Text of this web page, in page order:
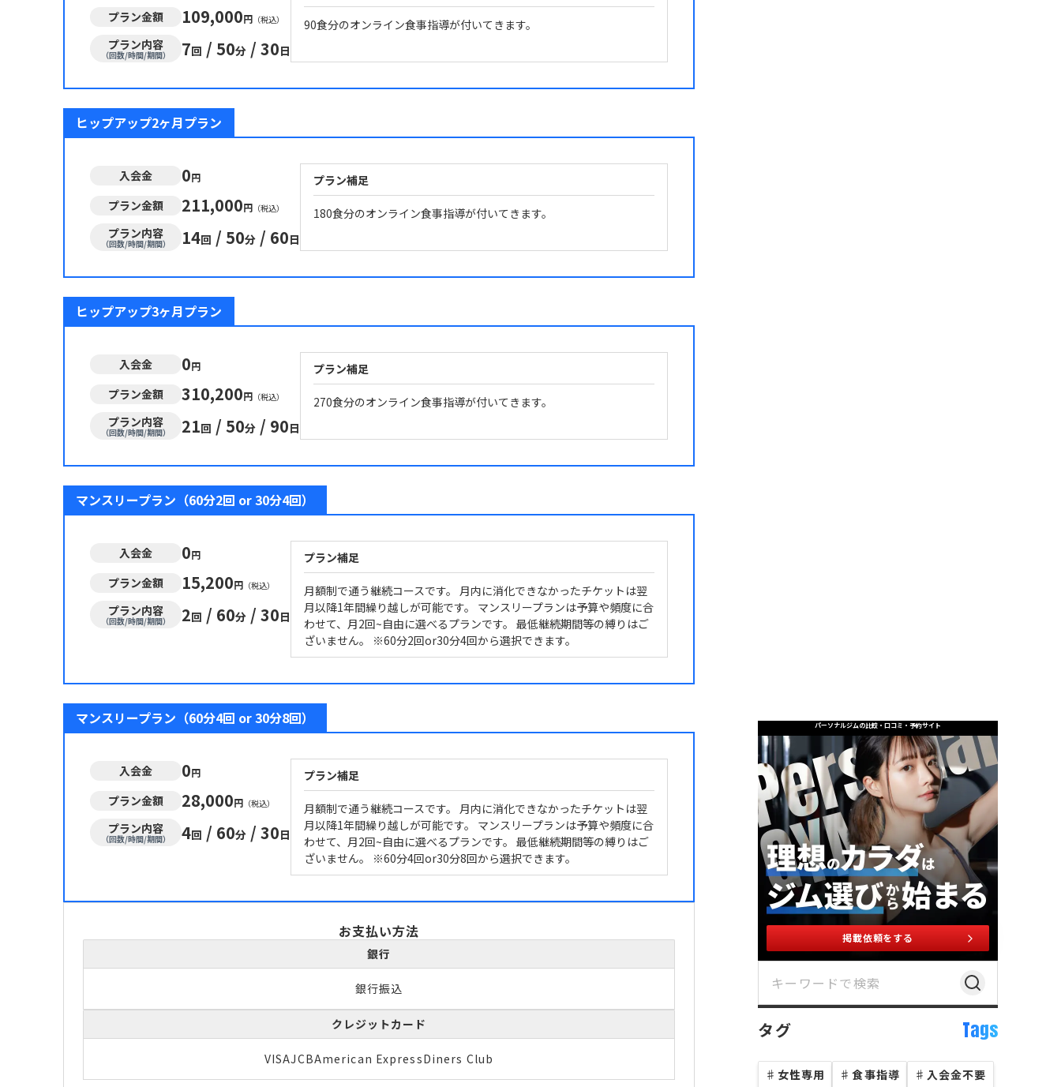
プラン金額 109,000円 （税込）
プラン内容
（回数/時間/期間） 7回 / 50分 / 30日
90食分のオンライン食事指導が付いてきます。
ヒップアップ2ヶ月プラン
入会金 0円
プラン金額 211,000円 （税込）
プラン内容
（回数/時間/期間） 14回 / 50分 / 60日
プラン補足
180食分のオンライン食事指導が付いてきます。
ヒップアップ3ヶ月プラン
入会金 0円
プラン金額 310,200円 （税込）
プラン内容
（回数/時間/期間） 21回 / 50分 / 90日
プラン補足
270食分のオンライン食事指導が付いてきます。
マンスリープラン（60分2回 or 30分4回）
入会金 0円
プラン金額 15,200円 （税込）
プラン内容
（回数/時間/期間） 2回 / 60分 / 30日
プラン補足
月額制で通う継続コースです。 月内に消化できなかったチケットは翌
月以降1年間繰り越しが可能です。 マンスリープランは予算や頻度に合
わせて、月2回~自由に選べるプランです。 最低継続期間等の縛りはご
ざいません。 ※60分2回or30分4回から選択できます。
マンスリープラン（60分4回 or 30分8回）
入会金 0円
プラン金額 28,000円 （税込）
プラン内容
（回数/時間/期間） 4回 / 60分 / 30日
プラン補足
月額制で通う継続コースです。 月内に消化できなかったチケットは翌
月以降1年間繰り越しが可能です。 マンスリープランは予算や頻度に合
わせて、月2回~自由に選べるプランです。 最低継続期間等の縛りはご
ざいません。 ※60分4回or30分8回から選択できます。
お支払い方法
銀行
銀行振込
クレジットカード
VISAJCBAmerican ExpressDiners Club